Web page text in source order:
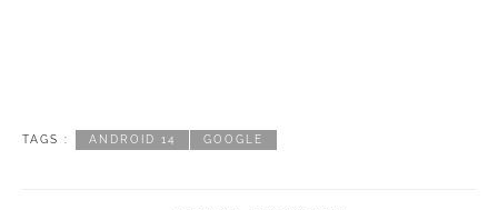
TAGS : ANDROID 14 GOOGLE